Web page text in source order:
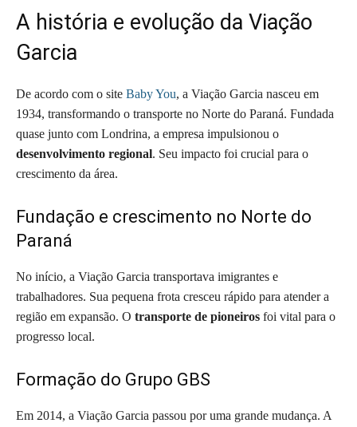
A história e evolução da Viação
Garcia
De acordo com o site Baby You, a Viação Garcia nasceu em
1934, transformando o transporte no Norte do Paraná. Fundada
quase junto com Londrina, a empresa impulsionou o
desenvolvimento regional. Seu impacto foi crucial para o
crescimento da área.
Fundação e crescimento no Norte do
Paraná
No início, a Viação Garcia transportava imigrantes e
trabalhadores. Sua pequena frota cresceu rápido para atender a
região em expansão. O transporte de pioneiros foi vital para o
progresso local.
Formação do Grupo GBS
Em 2014, a Viação Garcia passou por uma grande mudança. A